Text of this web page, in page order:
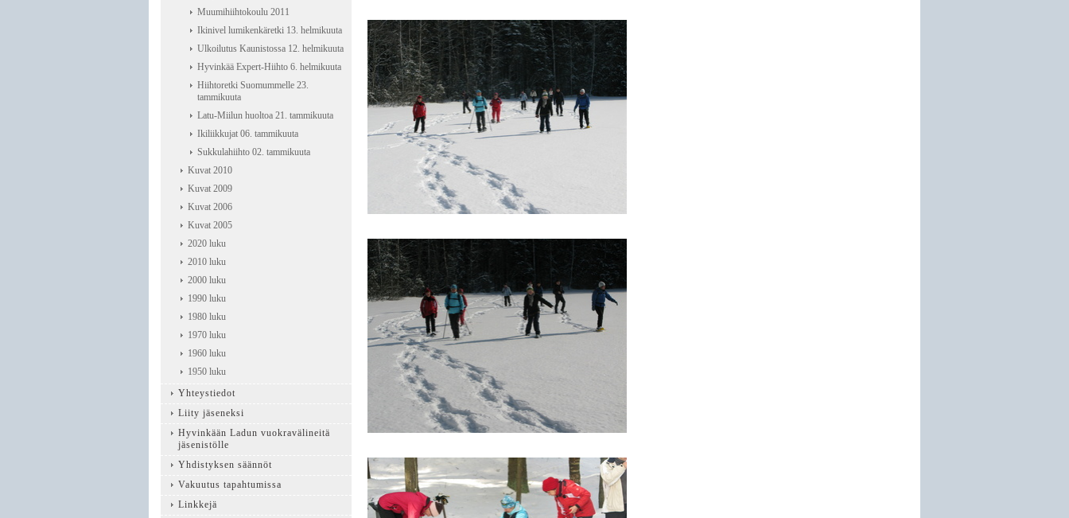
Muumihiihtokoulu 2011
Ikinivel lumikenkäretki 13. helmikuuta
Ulkoilutus Kaunistossa 12. helmikuuta
Hyvinkää Expert-Hiihto 6. helmikuuta
Hiihtoretki Suomummelle 23.
tammikuuta
Latu-Miilun huoltoa 21. tammikuuta
Ikiliikkujat 06. tammikuuta
Sukkulahiihto 02. tammikuuta
Kuvat 2010
Kuvat 2009
Kuvat 2006
Kuvat 2005
2020 luku
2010 luku
2000 luku
1990 luku
1980 luku
1970 luku
1960 luku
1950 luku
Yhteystiedot
Liity jäseneksi
Hyvinkään Ladun vuokravälineitä
jäsenistölle
Yhdistyksen säännöt
Vakuutus tapahtumissa
Linkkejä